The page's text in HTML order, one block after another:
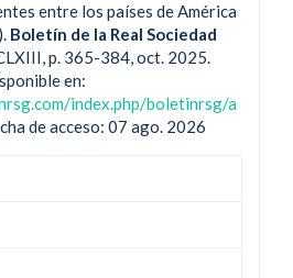
entre los países de América
Boletín de la Real Sociedad
p. 365-384, oct. 2025.
en:
index.php/boletinrsg/a
de acceso: 07 ago. 2026